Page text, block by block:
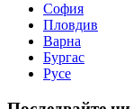
София
Пловдив
Варна
Бургас
Русе